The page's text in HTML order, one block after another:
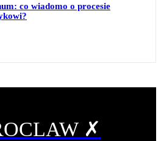
co wiadomo o procesie
✗